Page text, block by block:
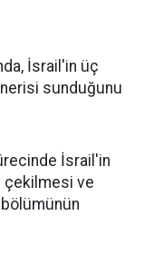
İsrail'in üç
sunduğunu
İsrail'in
çekilmesi ve